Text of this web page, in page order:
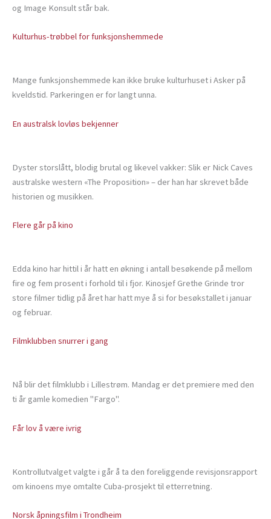
og Image Konsult står bak.
Kulturhus-trøbbel for funksjonshemmede
Mange funksjonshemmede kan ikke bruke kulturhuset i Asker på
kveldstid. Parkeringen er for langt unna.
En australsk lovløs bekjenner
Dyster storslått, blodig brutal og likevel vakker: Slik er Nick Caves
australske western «The Proposition» – der han har skrevet både
historien og musikken.
Flere går på kino
Edda kino har hittil i år hatt en økning i antall besøkende på mellom
fire og fem prosent i forhold til i fjor. Kinosjef Grethe Grinde tror
store filmer tidlig på året har hatt mye å si for besøkstallet i januar
og februar.
Filmklubben snurrer i gang
Nå blir det filmklubb i Lillestrøm. Mandag er det premiere med den
ti år gamle komedien "Fargo".
Får lov å være ivrig
Kontrollutvalget valgte i går å ta den foreliggende revisjonsrapport
om kinoens mye omtalte Cuba-prosjekt til etterretning.
Norsk åpningsfilm i Trondheim